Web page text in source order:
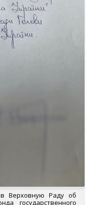
Верховную Раду об
государственного